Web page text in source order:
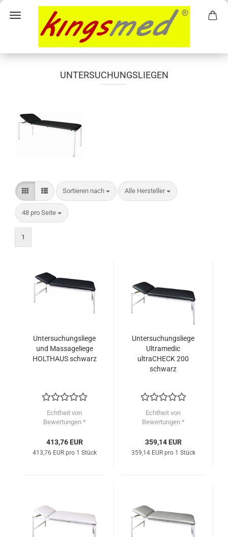
UNTERSUCHUNGSLIEGEN
Sortieren nach
Sortieren nach Alle Hersteller
pro Seite
48 pro Seite
pro Seite
1
Untersuchungsliege
und Massageliege
HOLTHAUS schwarz
Echtheit von
Bewertungen *
413,76 EUR
413,76 EUR pro 1 Stück
Untersuchungsliege
Ultramedic
ultraCHECK 200
schwarz
Echtheit von
Bewertungen *
359,14 EUR
359,14 EUR pro 1 Stück